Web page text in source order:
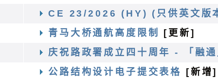
CE 23/2026 (HY) (只供英文版
青马大桥通航高度限制
[更新]
庆祝路政署成立四十周年 - 「融通
公路结构设计电子提交表格
[新增]